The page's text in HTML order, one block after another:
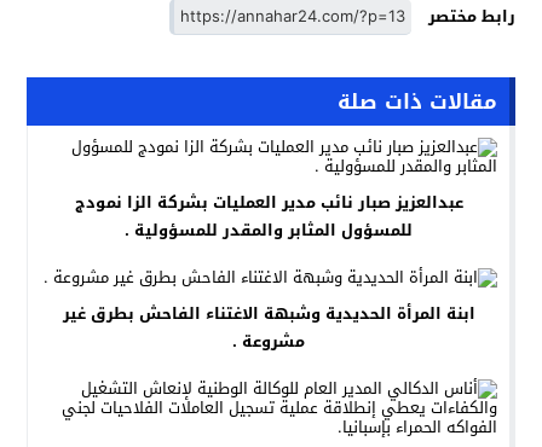
رابط مختصر
مقالات ذات صلة
عبدالعزيز صبار نائب مدير العمليات بشركة الزا نمودج
للمسؤول المثابر والمقدر للمسؤولية .
ابنة المرأة الحديدية وشبهة الاغتناء الفاحش بطرق غير
مشروعة .